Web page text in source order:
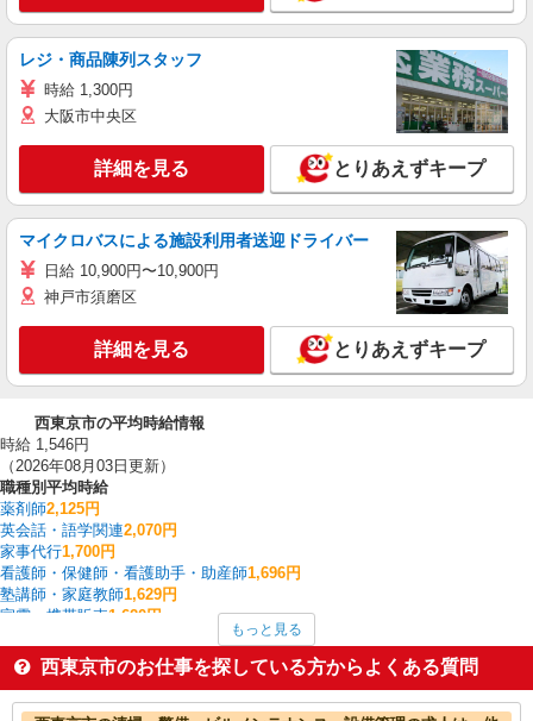
レジ・商品陳列スタッフ
時給 1,300円
大阪市中央区
詳細を見る とりあえずキープ
マイクロバスによる施設利用者送迎ドライバー
日給 10,900円〜10,900円
神戸市須磨区
詳細を見る とりあえずキープ
西東京市の平均時給情報
時給 1,546円
（2026年08月03日更新）
職種別平均時給
薬剤師2,125円
英会話・語学関連2,070円
家事代行1,700円
看護師・保健師・看護助手・助産師1,696円
塾講師・家庭教師1,629円
家電・携帯販売1,620円
イベント・キャンペーン1,600円
介護職・ヘルパー 1,575円
一般・営業事務1,567円
もっと見る
西東京市のお仕事を探している方からよくある質問